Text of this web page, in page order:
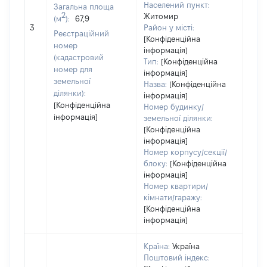
3
Загальна площа
(м2):
67,9
Реєстраційний
номер
(кадастровий
номер для
земельної
ділянки):
[Конфіденційна
інформація]
Населений пункт:
Житомир
Район у місті:
[Конфіденційна
інформація]
Тип: [Конфіденційна
інформація]
Назва: [Конфіденційна
інформація]
Номер будинку/
земельної ділянки:
[Конфіденційна
інформація]
Номер корпусу/секції/
блоку: [Конфіденційна
інформація]
Номер квартири/
кімнати/гаражу:
[Конфіденційна
інформація]
Країна: Україна
Поштовий індекс: